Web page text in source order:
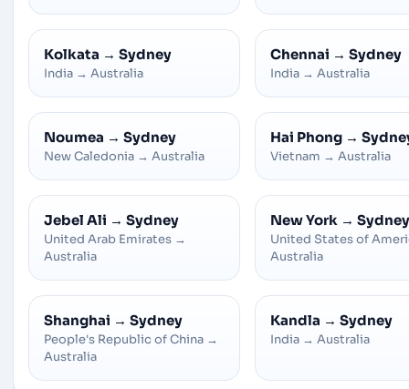
Kolkata → Sydney
India → Australia
Chennai → Sydney
India → Australia
Noumea → Sydney
New Caledonia → Australia
Hai Phong →
Vietnam → Australia
Jebel Ali → Sydney
United Arab Emirates →
Australia
New York → Sydney
United States of
Australia
Shanghai → Sydney
People's Republic of China →
Australia
Kandla → Sydney
India → Australia